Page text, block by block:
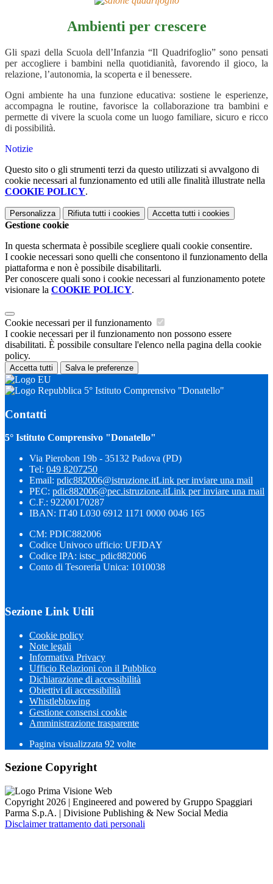
Ambienti per crescere
Gli spazi della Scuola dell’Infanzia “Il Quadrifoglio” sono pensati
per accogliere i bambini nella quotidianità, favorendo il gioco, la
relazione, l’autonomia, la scoperta e il benessere.
Ogni ambiente ha una funzione educativa: sostiene le esperienze,
accompagna le routine, favorisce la collaborazione tra bambini e
permette di vivere la scuola come un luogo familiare, sicuro e ricco
di possibilità.
Notizie
Questo sito o gli strumenti terzi da questo utilizzati si avvalgono di
cookie necessari al funzionamento ed utili alle finalità illustrate nella
COOKIE POLICY.
Personalizza Rifiuta tutti i cookies Accetta tutti i cookies
Gestione cookie
In questa schermata è possibile scegliere quali cookie consentire.
I cookie necessari sono quelli che consentono il funzionamento della
piattaforma e non è possibile disabilitarli.
Per conoscere quali sono i cookie necessari al funzionamento potete
visionare la COOKIE POLICY.
Cookie necessari per il funzionamento
I cookie necessari per il funzionamento non possono essere
disabilitati. È possibile consultare l'elenco nella pagina della cookie
policy.
Accetta tutti Salva le preferenze
5° Istituto Comprensivo "Donatello"
Contatti
5° Istituto Comprensivo "Donatello"
Via Pierobon 19b - 35132 Padova (PD)
Tel: 049 8207250
Email: pdic882006@istruzione.itLink per inviare una mail
PEC: pdic882006@pec.istruzione.itLink per inviare una mail
C.F.: 92200170287
IBAN: IT40 L030 6912 1171 0000 0046 165
CM: PDIC882006
Codice Univoco ufficio: UFJDAY
Codice IPA: istsc_pdic882006
Conto di Tesoreria Unica: 1010038
Sezione Link Utili
Cookie policy
Note legali
Informativa Privacy
Ufficio Relazioni con il Pubblico
Dichiarazione di accessibilità
Obiettivi di accessibilità
Whistleblowing
Gestione consensi cookie
Amministrazione trasparente
Pagina visualizzata 92 volte
Sezione Copyright
Copyright 2026 | Engineered and powered by Gruppo Spaggiari
Parma S.p.A. | Divisione Publishing & New Social Media
Disclaimer trattamento dati personali